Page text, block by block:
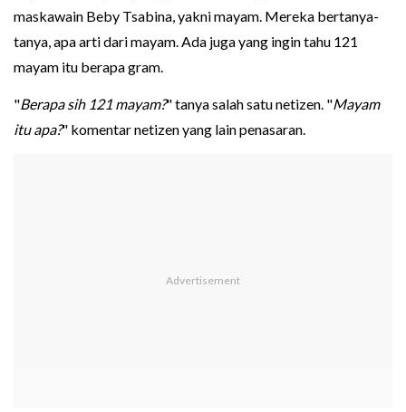
maskawain Beby Tsabina, yakni mayam. Mereka bertanya-
tanya, apa arti dari mayam. Ada juga yang ingin tahu 121
mayam itu berapa gram.
"Berapa sih 121 mayam?" tanya salah satu netizen. "Mayam
itu apa?" komentar netizen yang lain penasaran.